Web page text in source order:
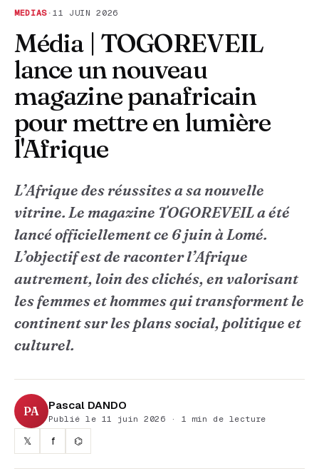
MEDIAS · 11 JUIN 2026
Média | TOGOREVEIL
lance un nouveau
magazine panafricain
pour mettre en lumière
l'Afrique
L’Afrique des réussites a sa nouvelle
vitrine. Le magazine TOGOREVEIL a été
lancé officiellement ce 6 juin à Lomé.
L’objectif est de raconter l’Afrique
autrement, loin des clichés, en valorisant
les femmes et hommes qui transforment le
continent sur les plans social, politique et
culturel.
PA Pascal DANDO
Publié le 11 juin 2026 · 1 min de lecture
𝕏 f ⌬